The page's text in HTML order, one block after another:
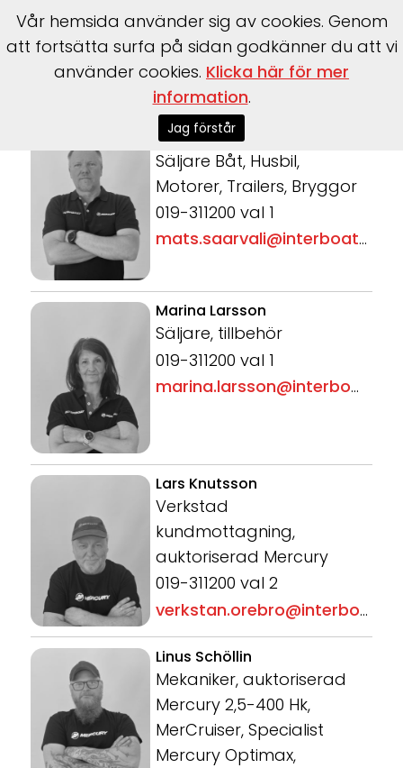
Vi som jobbar här
Mats Saarväli
Säljare Båt, Husbil,
Motorer, Trailers, Bryggor
019-311200 val 1
mats.saarvali@interboat.se
Marina Larsson
Säljare, tillbehör
019-311200 val 1
marina.larsson@interboat.se
Lars Knutsson
Verkstad
kundmottagning,
auktoriserad Mercury
019-311200 val 2
verkstan.orebro@interboat.se
Linus Schöllin
Mekaniker, auktoriserad
Mercury 2,5-400 Hk,
MerCruiser, Specialist
Mercury Optimax,
Vår hemsida använder sig av cookies. Genom
att fortsätta surfa på sidan godkänner du att vi
använder cookies. Klicka här för mer
information.
Jag förstår